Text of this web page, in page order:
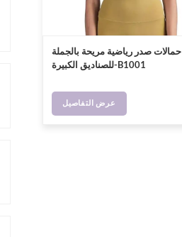
حمالات صدر رياضية مريحة بالجملة
للصناديق الكبيرة-B1001
عرض التفاصيل